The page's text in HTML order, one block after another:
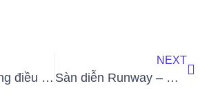
Vén màn những điều “Bí mật” về người mẫu chụp ảnh quảng cáo
NEXT
Sàn diễn Runway – Đường băng cất cánh ước mơ cho người mẫu catwalk